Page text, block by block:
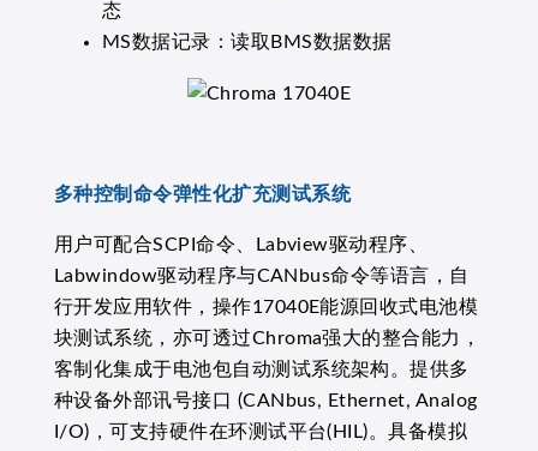
态
MS数据记录：读取BMS数据数据
多种控制命令弹性化扩充测试系统
用户可配合SCPI命令、Labview驱动程序、
Labwindow驱动程序与CANbus命令等语言，自
行开发应用软件，操作17040E能源回收式电池模
块测试系统，亦可透过Chroma强大的整合能力，
客制化集成于电池包自动测试系统架构。提供多
种设备外部讯号接口 (CANbus, Ethernet, Analog
I/O)，可支持硬件在环测试平台(HIL)。具备模拟